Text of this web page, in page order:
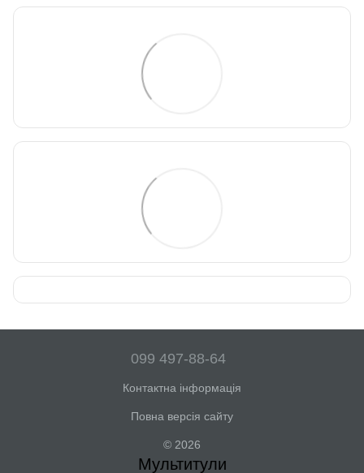
099 497-88-64
Контактна інформація
Повна версія сайту
© 2026
Мультитули